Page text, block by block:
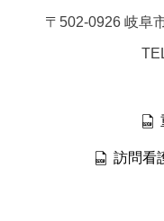
〒502-0926 岐阜
訪問看